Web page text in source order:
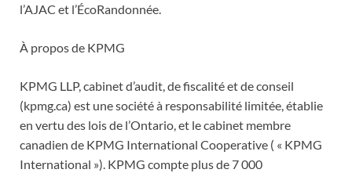
l’AJAC et l’ÉcoRandonnée.
À propos de KPMG
KPMG LLP, cabinet d’audit, de fiscalité et de conseil
(kpmg.ca) est une société à responsabilité limitée, établie
en vertu des lois de l’Ontario, et le cabinet membre
canadien de KPMG International Cooperative ( « KPMG
International »). KPMG compte plus de 7 000